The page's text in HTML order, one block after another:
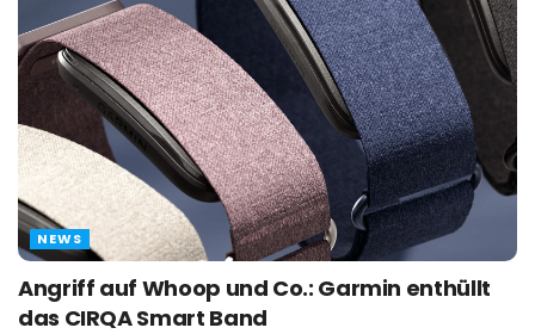
NEWS
Angriff auf Whoop und Co.: Garmin enthüllt
das CIRQA Smart Band